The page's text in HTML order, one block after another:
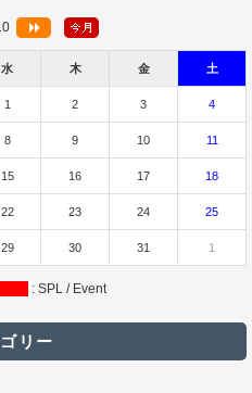
水 木 金 土
1 2 3 4
8 9 10 11
15 16 17 18
22 23 24 25
29 30 31 1
: SPL / Event
リー